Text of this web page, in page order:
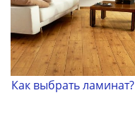
Как выбрать ламинат?